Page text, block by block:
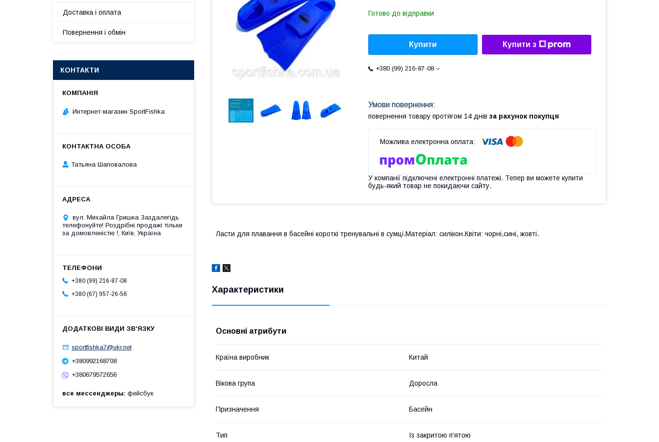
Готово до відправки
Купити Купити з
+380 (99) 216-87-08
повернення товару протягом 14 днів за рахунок покупця
У компанії підключені електронні платежі. Тепер ви можете купити
будь-який товар не покидаючи сайту.
Ласти для плавання в басейні короткі тренувальні в сумці.Матеріал: силікон.Квіти: чорні,сині, жовті.
Характеристики
Основні атрибути
Країна виробник Китай
Вікова група Доросла
Призначення Басейн
Тип Із закритою п'ятою
Доставка і оплата
Повернення і обмін
КОНТАКТИ
Интернет-магазин SportFishka
Татьяна Шаповалова
вул. Михайла Гришка Заздалегiдь
телефонуйте! Роздрібні продажі тiльки
за домовленістю !, Київ, Україна
+380 (99) 216-87-08
+380 (67) 957-26-56
sportfishka7@ukr.net
+380992168708
+380679572656
все мессенджеры фейсбук